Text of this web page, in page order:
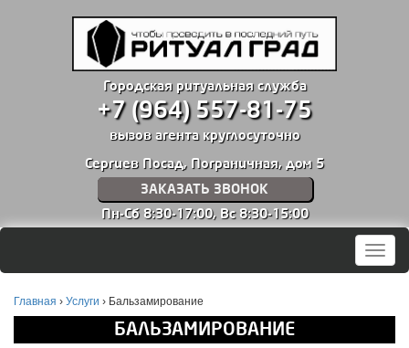
Городская ритуальная служба
+7 (964) 557-81-75
вызов агента круглосуточно
Сергиев Посад, Пограничная, дом 5
ЗАКАЗАТЬ ЗВОНОК
Пн-Сб 8:30-17:00, Вс 8:30-15:00
Меню
Главная › Услуги › Бальзамирование
БАЛЬЗАМИРОВАНИЕ